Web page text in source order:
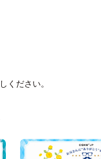
ください。